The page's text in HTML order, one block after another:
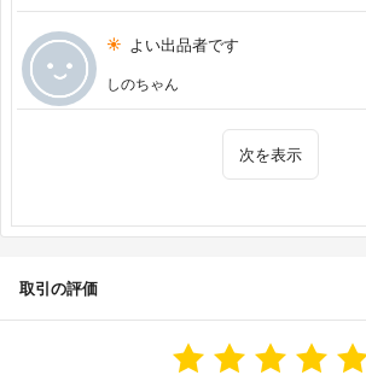
よい出品者です
しのちゃん
次を表示
取引の評価